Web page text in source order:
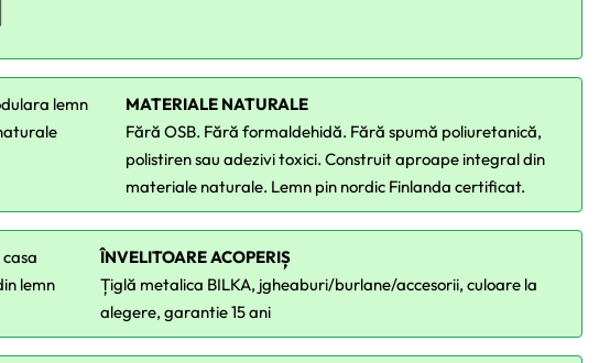
MATERIALE NATURALE
Fără OSB. Fără formaldehidă. Fără spumă poliuretanică,
polistiren sau adezivi toxici. Construit aproape integral din
materiale naturale. Lemn pin nordic Finlanda certificat.
ÎNVELITOARE ACOPERIȘ
Țiglă metalica BILKA, jgheaburi/burlane/accesorii, culoare la
alegere, garantie 15 ani